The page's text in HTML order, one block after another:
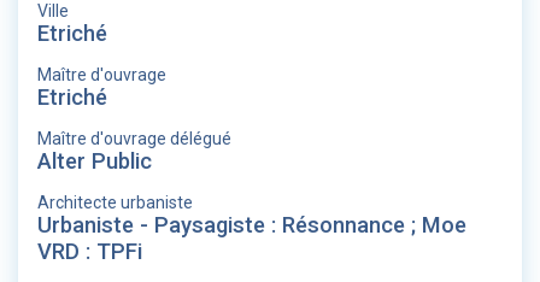
Ville
Etriché
Maître d'ouvrage
Etriché
Maître d'ouvrage délégué
Alter Public
Architecte urbaniste
Urbaniste - Paysagiste : Résonnance ; Moe
VRD : TPFi